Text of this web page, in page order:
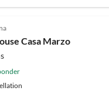
Casa Marzo